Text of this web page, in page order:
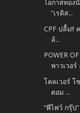
โอกาสทอง
“เรดิส...
CPF ปลื้ม!!
ล้...
POWER
พาวเวอร์
โคลเวอร์
ตอม ...
“พีไฟว์ กรุ๊ป